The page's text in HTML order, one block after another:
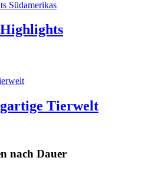
Tierwelt
nach Dauer